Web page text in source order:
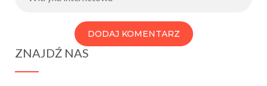
ZNAJDŹ NAS